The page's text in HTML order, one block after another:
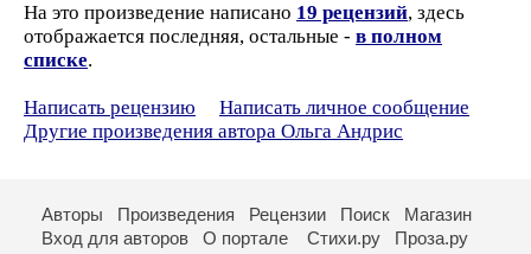
На это произведение написано 19 рецензий, здесь
отображается последняя, остальные - в полном
списке.
Написать рецензию
Написать личное сообщение
Другие произведения автора Ольга Андрис
Авторы Произведения Рецензии Поиск
Магазин
Вход для авторов
О портале Стихи.ру Проза.ру